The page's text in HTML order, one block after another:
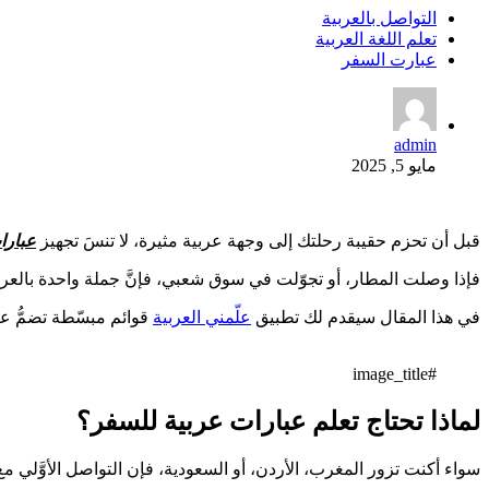
التواصل بالعربية
تعلم اللغة العربية
عبارت السفر
admin
مايو 5, 2025
قبل أن تحزم حقيبة رحلتك إلى وجهة عربية مثيرة، لا تنسَ تجهيز
فإذا وصلت المطار، أو تجوّلت في سوق شعبي، فإنَّ جملة واحدة
في هذا المقال سيقدم لك تطبيق علّمني العربية قوائم مبسّطة تضمُّ
#image_title
لماذا تحتاج تعلم عبارات عربية للسفر؟
سواء أكنت تزور المغرب، الأردن، أو السعودية، فإن التواصل